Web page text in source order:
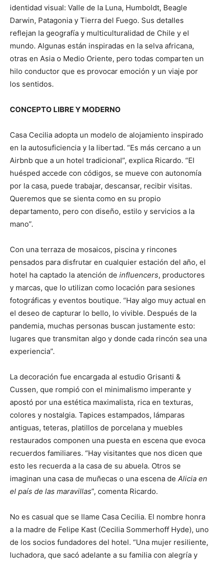
identidad visual: Valle de la Luna, Humboldt, Beagle
Darwin, Patagonia y Tierra del Fuego. Sus detalles
reflejan la geografía y multiculturalidad de Chile y el
mundo. Algunas están inspiradas en la selva africana,
otras en Asia o Medio Oriente, pero todas comparten un
hilo conductor que es provocar emoción y un viaje por
los sentidos.
CONCEPTO LIBRE Y MODERNO
Casa Cecilia adopta un modelo de alojamiento inspirado
en la autosuficiencia y la libertad. “Es más cercano a un
Airbnb que a un hotel tradicional”, explica Ricardo. “El
huésped accede con códigos, se mueve con autonomía
por la casa, puede trabajar, descansar, recibir visitas.
Queremos que se sienta como en su propio
departamento, pero con diseño, estilo y servicios a la
mano”.
Con una terraza de mosaicos, piscina y rincones
pensados para disfrutar en cualquier estación del año, el
hotel ha captado la atención de influencers, productores
y marcas, que lo utilizan como locación para sesiones
fotográficas y eventos boutique. “Hay algo muy actual en
el deseo de capturar lo bello, lo vivible. Después de la
pandemia, muchas personas buscan justamente esto:
lugares que transmitan algo y donde cada rincón sea una
experiencia”.
La decoración fue encargada al estudio Grisanti &
Cussen, que rompió con el minimalismo imperante y
apostó por una estética maximalista, rica en texturas,
colores y nostalgia. Tapices estampados, lámparas
antiguas, teteras, platillos de porcelana y muebles
restaurados componen una puesta en escena que evoca
recuerdos familiares. “Hay visitantes que nos dicen que
esto les recuerda a la casa de su abuela. Otros se
imaginan una casa de muñecas o una escena de Alicia en
el país de las maravillas”, comenta Ricardo.
No es casual que se llame Casa Cecilia. El nombre honra
a la madre de Felipe Kast (Cecilia Sommerhoff Hyde), uno
de los socios fundadores del hotel. “Una mujer resiliente,
luchadora, que sacó adelante a su familia con alegría y